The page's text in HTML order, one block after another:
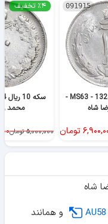
091915
سکه 10 ریال 1324 - MS63 -
شاه
تومان
محمد
٪۴ تخفیف
۵,۰۰۰,۰۰۰ تومان
و همانند